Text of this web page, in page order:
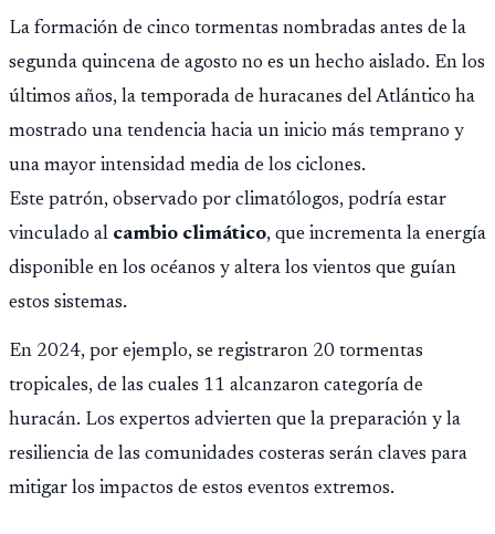
La formación de cinco tormentas nombradas antes de la
segunda quincena de agosto no es un hecho aislado. En los
últimos años, la temporada de huracanes del Atlántico ha
mostrado una tendencia hacia un inicio más temprano y
una mayor intensidad media de los ciclones.
Este patrón, observado por climatólogos, podría estar
vinculado al cambio climático, que incrementa la energía
disponible en los océanos y altera los vientos que guían
estos sistemas.
En 2024, por ejemplo, se registraron 20 tormentas
tropicales, de las cuales 11 alcanzaron categoría de
huracán. Los expertos advierten que la preparación y la
resiliencia de las comunidades costeras serán claves para
mitigar los impactos de estos eventos extremos.